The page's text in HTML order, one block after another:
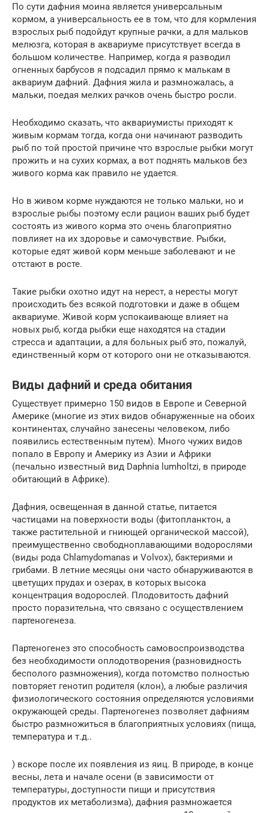
По сути дафния моина является универсальным
кормом, а универсальность ее в том, что для кормления
взрослых рыб подойдут крупные рачки, а для мальков
мелюзга, которая в аквариуме присутствует всегда в
большом количестве. Например, когда я разводил
огненных барбусов я подсадил прямо к малькам в
аквариум дафний. Дафния жила и размножалась, а
мальки, поедая мелких рачков очень быстро росли.
Необходимо сказать, что аквариумисты приходят к
живым кормам тогда, когда они начинают разводить
рыб по той простой причине что взрослые рыбки могут
прожить и на сухих кормах, а вот поднять мальков без
живого корма как правило не удается.
Но в живом корме нуждаются не только мальки, но и
взрослые рыбы поэтому если рацион ваших рыб будет
состоять из живого корма это очень благоприятно
повлияет на их здоровье и самочувствие. Рыбки,
которые едят живой корм меньше заболевают и не
отстают в росте.
Такие рыбки охотно идут на нерест, а нересты могут
происходить без всякой подготовки и даже в общем
аквариуме. Живой корм успокаивающе влияет на
новых рыб, когда рыбки еще находятся на стадии
стресса и адаптации, а для больных рыб это, пожалуй,
единственный корм от которого они не отказываются.
Виды дафний и среда обитания
Существует примерно 150 видов в Европе и Северной
Америке (многие из этих видов обнаруженные на обоих
континентах, случайно занесены человеком, либо
появились естественным путем). Много чужих видов
попало в Европу и Америку из Азии и Африки
(печально известный вид Daphnia lumholtzi, в природе
обитающий в Африке).
Дафния, освещенная в данной статье, питается
частицами на поверхности воды (фитопланктон, а
также растительной и гниющей органической массой),
преимущественно свободноплавающими водорослями
(виды рода Chlamydomanas и Volvox), бактериями и
грибами. В летние месяцы они часто обнаруживаются в
цветущих прудах и озерах, в которых высока
концентрация водорослей. Плодовитость дафний
просто поразительна, что связано с осуществлением
партеногенеза.
Партеногенез это способность самовоспроизводства
без необходимости оплодотворения (разновидность
бесполого размножения), когда потомство полностью
повторяет генотип родителя (клон), а любые различия
физиологического состояния определяются условиями
окружающей среды. Партеногенез позволяет дафниям
быстро размножиться в благоприятных условиях (пища,
температура и т.д..
) вскоре после их появления из яиц. В природе, в конце
весны, лета и начале осени (в зависимости от
температуры, доступности пищи и присутствия
продуктов их метаболизма), дафния размножается